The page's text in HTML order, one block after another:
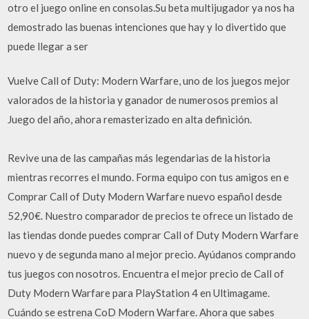
otro el juego online en consolas.Su beta multijugador ya nos ha
demostrado las buenas intenciones que hay y lo divertido que
puede llegar a ser
Vuelve Call of Duty: Modern Warfare, uno de los juegos mejor
valorados de la historia y ganador de numerosos premios al
Juego del año, ahora remasterizado en alta definición.
Revive una de las campañas más legendarias de la historia
mientras recorres el mundo. Forma equipo con tus amigos en e
Comprar Call of Duty Modern Warfare nuevo español desde
52,90€. Nuestro comparador de precios te ofrece un listado de
las tiendas donde puedes comprar Call of Duty Modern Warfare
nuevo y de segunda mano al mejor precio. Ayúdanos comprando
tus juegos con nosotros. Encuentra el mejor precio de Call of
Duty Modern Warfare para PlayStation 4 en Ultimagame.
Cuándo se estrena CoD Modern Warfare. Ahora que sabes